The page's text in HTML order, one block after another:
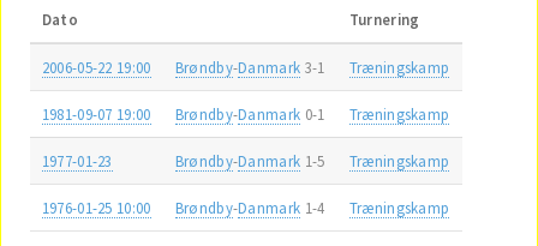
Dato Turnering
2006-05-22 19:00 Brøndby-Danmark 3-1 Træningskamp
1981-09-07 19:00 Brøndby-Danmark 0-1 Træningskamp
1977-01-23 Brøndby-Danmark 1-5 Træningskamp
1976-01-25 10:00 Brøndby-Danmark 1-4 Træningskamp